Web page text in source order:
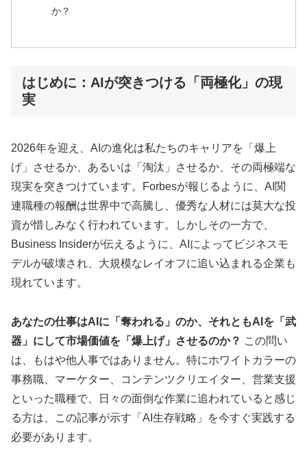
か？
はじめに：AIが突きつける「両極化」の現
実
2026年を迎え、AIの進化は私たちのキャリアを「爆上
げ」させるか、あるいは「淘汰」させるか、その両極端な
現実を突きつけています。Forbesが報じるように、AI関
連職種の報酬は世界中で高騰し、優秀な人材には莫大な投
資が惜しみなく行われています。しかしその一方で、
Business Insiderが伝えるように、AIによってビジネスモ
デルが破壊され、大規模なレイオフに追い込まれる企業も
現れています。
あなたの仕事はAIに「奪われる」のか、それともAIを「武
器」にして市場価値を「爆上げ」させるのか？ この問い
は、もはや他人事ではありません。特にホワイトカラーの
事務職、マーケター、コンテンツクリエイター、営業支援
といった職種で、日々の面倒な作業に追われていると感じ
る方は、この記事が示す「AI生存戦略」を今すぐ実践する
必要があります。